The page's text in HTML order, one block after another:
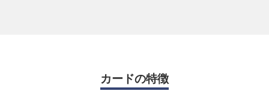
カードの特徴